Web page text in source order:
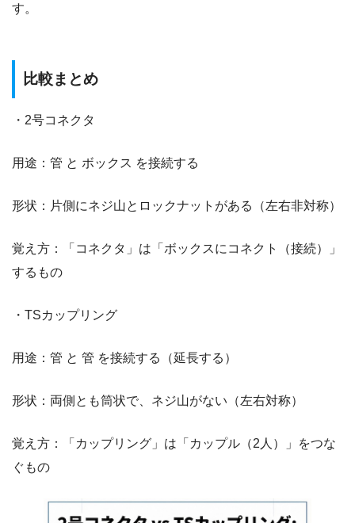
す。
比較まとめ
・2号コネクタ
用途：管 と ボックス を接続する
形状：片側にネジ山とロックナットがある（左右非対称）
覚え方：「コネクタ」は「ボックスにコネクト（接続）」
するもの
・TSカップリング
用途：管 と 管 を接続する（延長する）
形状：両側とも筒状で、ネジ山がない（左右対称）
覚え方：「カップリング」は「カップル（2人）」をつな
ぐもの